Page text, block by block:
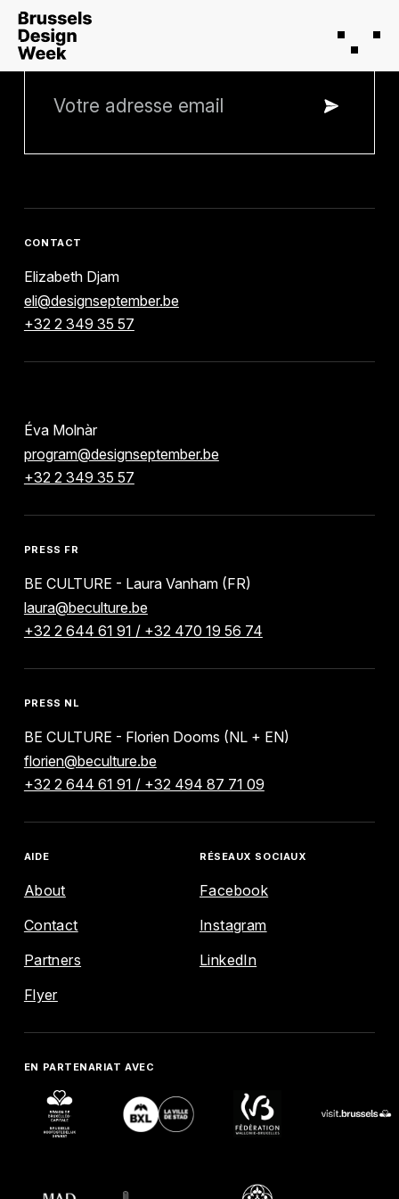
ENGLISH NEDERLANDS
EXPLORE
AGENDA
MAP
AIDE
RESTEZ INFORMÉ
AIDE
About
Contact
Partners
Flyer
RÉSEAUX SOCIAUX
Facebook
Instagram
LinkedIn
CONTACT
Elizabeth Djam
eli@designseptember.be
+32 2 349 35 57
Éva Molnàr
program@designseptember.be
+32 2 349 35 57
EN PARTENARIAT AVEC
PRESS FR
BE CULTURE - Laura Vanham (FR)
laura@beculture.be
+32 2 644 61 91 / +32 470 19 56 74
PRESS NL
BE CULTURE - Florien Dooms (NL + EN)
florien@beculture.be
+32 2 644 61 91 / +32 494 87 71 09